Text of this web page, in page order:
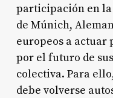
participación en la
de Múnich,
europeos a actuar
por el futuro de
colectiva. Para
debe volverse